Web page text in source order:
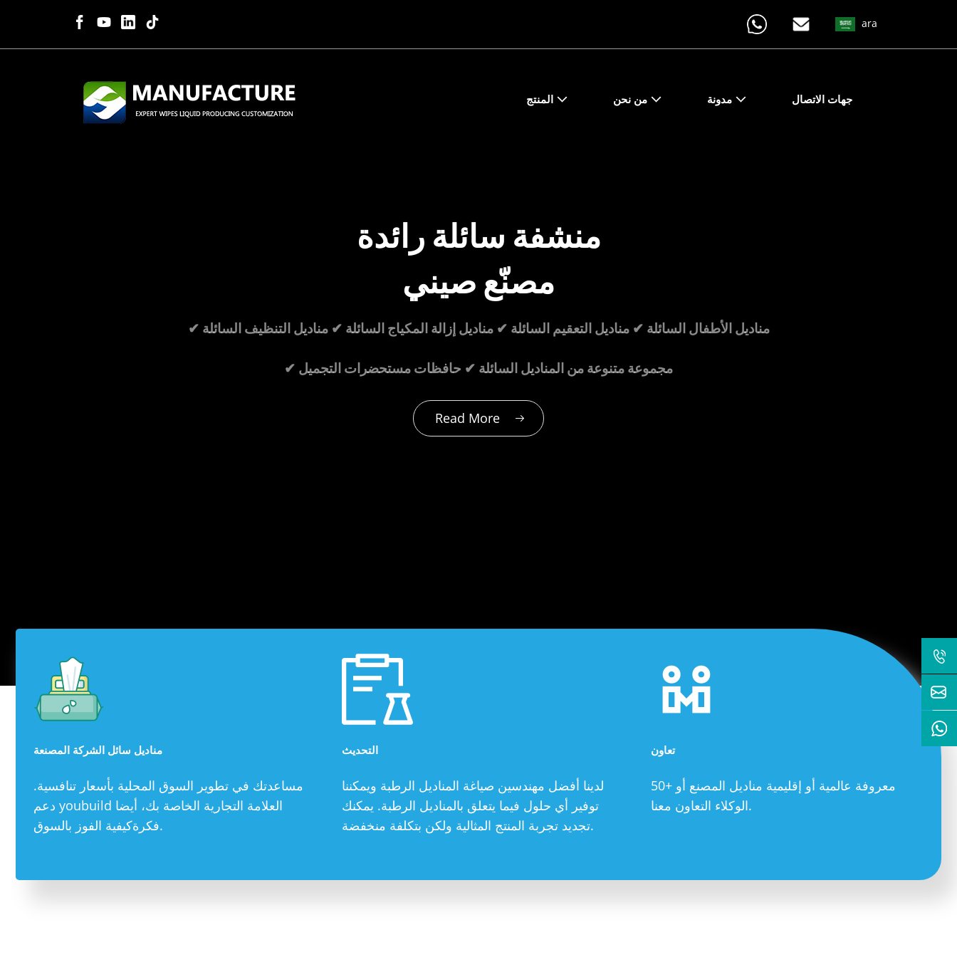
ara
المنتج من نحن مدونة جهات الاتصال
منشفة سائلة رائدة
مصنّع صيني
✔ مناديل الأطفال السائلة ✔ مناديل التعقيم السائلة ✔ مناديل إزالة المكياج السائلة ✔ مناديل التنظيف السائلة
✔ مجموعة متنوعة من المناديل السائلة ✔ حافظات مستحضرات التجميل
Read More
مناديل سائل الشركة المصنعة
مساعدتك في تطوير السوق المحلية بأسعار تنافسية.
دعم youbuild العلامة التجارية الخاصة بك، أيضا
فكرةكيفية الفوز بالسوق.
التحديث
لدينا أفضل مهندسين صياغة المناديل الرطبة ويمكننا
توفير أي حلول فيما يتعلق بالمناديل الرطبة. يمكنك
تجديد تجربة المنتج المثالية ولكن بتكلفة منخفضة.
تعاون
50+ معروفة عالمية أو إقليمية مناديل المصنع أو
الوكلاء التعاون معنا.